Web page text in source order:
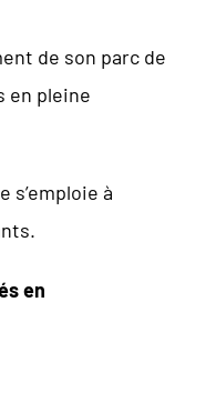
de son parc de
en pleine
s’emploie à
en